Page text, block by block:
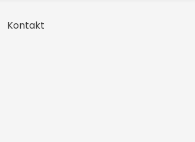
Kontakt